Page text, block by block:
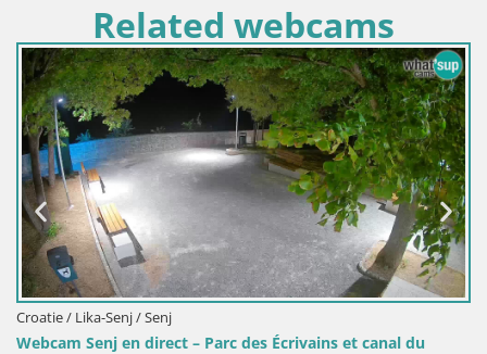
Related webcams
– Parc des Écrivains et canal du Webcam lac de